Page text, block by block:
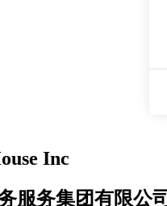
Inc
服务集团有限公司